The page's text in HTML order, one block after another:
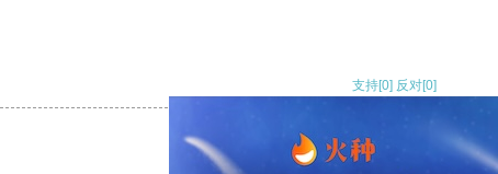
支持[0] 反对[0]